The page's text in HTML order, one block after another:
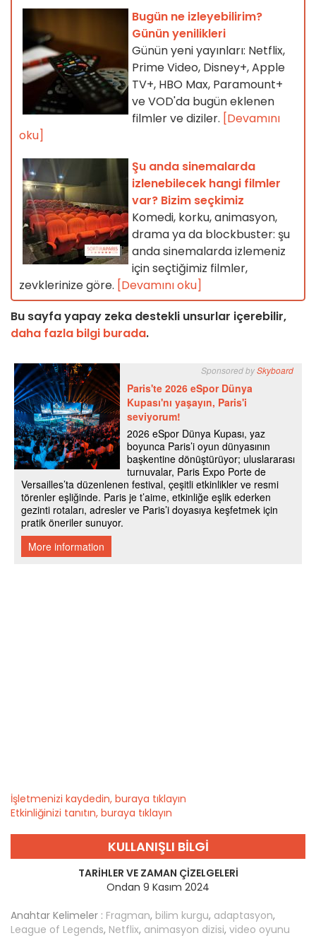
Bugün ne izleyebilirim?
Günün yenilikleri
Günün yeni yayınları: Netflix,
Prime Video, Disney+, Apple
TV+, HBO Max, Paramount+
ve VOD'da bugün eklenen
filmler ve diziler. [Devamını
oku]
Şu anda sinemalarda
izlenebilecek hangi filmler
var? Bizim seçkimiz
Komedi, korku, animasyon,
drama ya da blockbuster: şu
anda sinemalarda izlemeniz
için seçtiğimiz filmler,
zevklerinize göre. [Devamını oku]
Bu sayfa yapay zeka destekli unsurlar içerebilir,
daha fazla bilgi burada.
İşletmenizi kaydedin, buraya tıklayın
Etkinliğinizi tanıtın, buraya tıklayın
KULLANIŞLI BILGI
TARIHLER VE ZAMAN ÇIZELGELERI
Ondan 9 Kasım 2024
Anahtar Kelimeler : Fragman, bilim kurgu, adaptasyon,
League of Legends, Netflix, animasyon dizisi, video oyunu